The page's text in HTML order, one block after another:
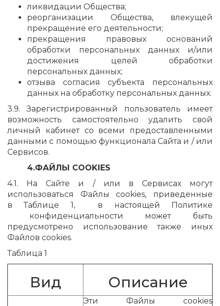
ликвидации Общества;
реорганизации Общества, влекущей
прекращение его деятельности;
прекращения правовых оснований
обработки персональных данных и/или
достижения целей обработки
персональных данных;
отзыва согласия субъекта персональных
данных на обработку персональных данных.
3.9. Зарегистрированный пользователь имеет
возможность самостоятельно удалить свой
личный кабинет со всеми предоставленными
данными с помощью функционала Сайта и / или
Сервисов.
4.ФАЙЛЫ COOKIES
4.1. На Сайте и / или в Сервисах могут
использоваться Файлы cookies, приведенные
в Таблице 1, в настоящей Политике
конфиденциальности может быть
предусмотрено использование также иных
Файлов cookies.
Таблица 1
Вид Описание
Эти Файлы cookies